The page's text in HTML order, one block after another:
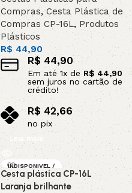
Compras,Cesta Plástica de
Compras CP-16L, Produtos
Plásticos
R$44,90
R$ 44,90
Em até1x deR$ 44,90
sem juros no cartão de
crédito!
R$42,66
no pix
Leia mais
INDISPONIVEL /
SOB ENCOMEND
Cesta plástica CP-16L
Laranja brilhante